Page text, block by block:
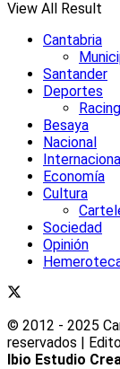
View All Result
Cantabria
Santander
Deportes
Racing
Besaya
Nacional
Economía
Cultura
Sociedad
Opinión
© 2012 - 2025
reservados |
Ibio Estudio